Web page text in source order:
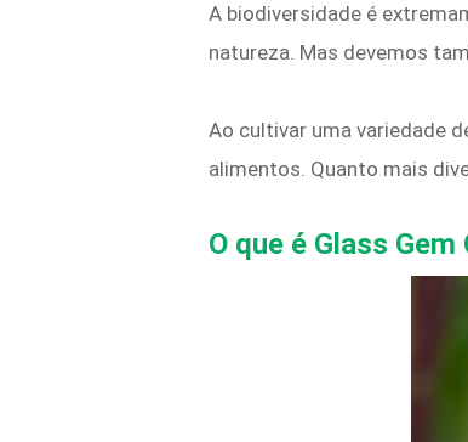
A biodiversidade é
natureza. Mas devemos
Ao cultivar uma variedade
alimentos. Quanto mais
O que é Glass Gem